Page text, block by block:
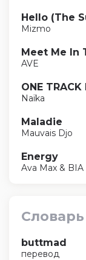
Hello (The
Mizmo
Meet Me In
AVE
ONE TRACK
Naïka
Maladie
Mauvais Djo
Energy
Ava Max & BIA
buttmad
перевод